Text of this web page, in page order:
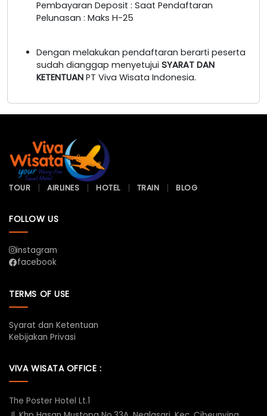
Pembayaran Deposit : Saat Pendaftaran
Pelunasan : Maks H-25
Dengan melakukan pendaftaran berarti peserta
sudah dianggap menyetujui SYARAT DAN
KETENTUAN PT Viva Wisata Indonesia.
TOUR AIRLINES HOTEL TRAIN BLOG
FOLLOW US
instagram
facebook
TERMS OF USE
Syarat dan Ketentuan
Kebijakan Privasi
VIVA WISATA OFFICE :
The Poster Hotel Lt.1